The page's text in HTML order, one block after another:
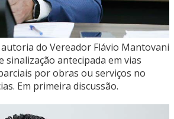
autoria do Vereador Flávio Mantovani
antecipada em vias
por obras ou serviços no
Em primeira discussão.